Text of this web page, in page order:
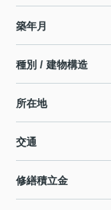
築年月
種別 / 建物構造
所在地
交通
修繕積立金